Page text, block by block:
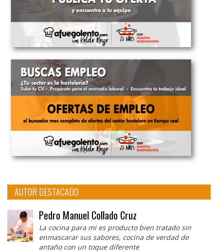
AUTOR DESTACADO
Pedro Manuel Collado Cruz
La cocina para mi es producto bien tratado sin
enmascarar sus sabores, cocina de verdad de
antaño con un toque diferente